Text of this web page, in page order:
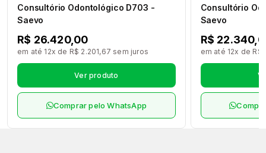
Consultório Odontológico D703 -
Saevo
R$ 26.420,00
em até 12x de R$ 2.201,67 sem juros
Ver produto
Comprar pelo WhatsApp
Consultório
Saevo
R$
em até 12x de R$